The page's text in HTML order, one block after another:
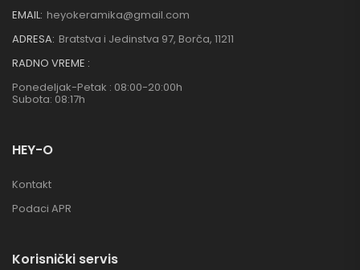
EMAIL: heyokeramika@gmail.com
ADRESA: Bratstva i Jedinstva 97, Borča, 11211
RADNO VREME :
Ponedeljak-Petak : 08:00-20:00h
Subota: 08:17h
HEY-O
Kontakt
Podaci APR
Korisnički servis